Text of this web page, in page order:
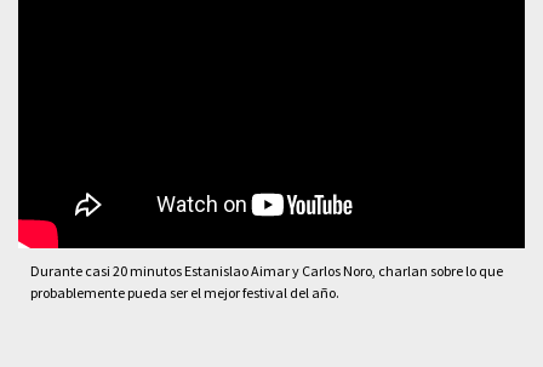
Durante casi 20 minutos Estanislao Aimar y Carlos Noro, charlan sobre lo que
probablemente pueda ser el mejor festival del año.